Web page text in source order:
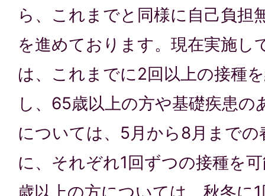
ら、これまでと同様に自己負担
を進めております。現在実施し
は、これまでに2回以上の接種
し、65歳以上の方や基礎疾患の
については、5月から8月まで
に、それぞれ1回ずつの接種を
歳以上の方については、秋冬に